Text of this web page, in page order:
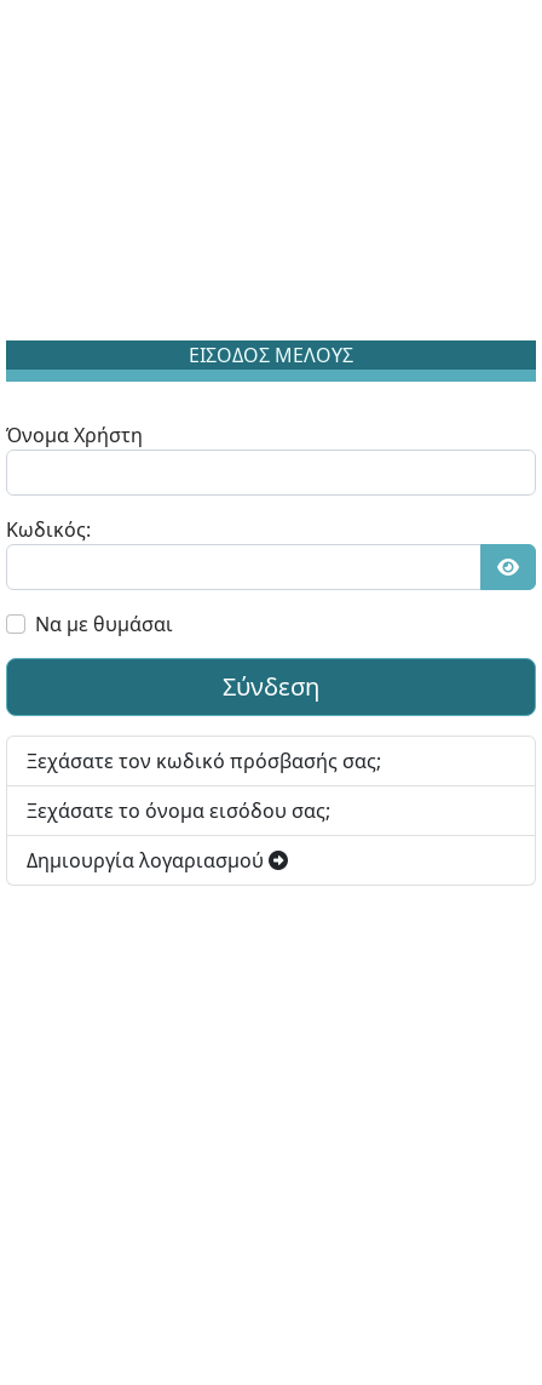
ΕΙΣΟΔΟΣ ΜΕΛΟΥΣ
Όνομα Χρήστη
Κωδικός:
Να με θυμάσαι
Σύνδεση
Ξεχάσατε τον κωδικό πρόσβασής σας;
Ξεχάσατε το όνομα εισόδου σας;
Δημιουργία λογαριασμού